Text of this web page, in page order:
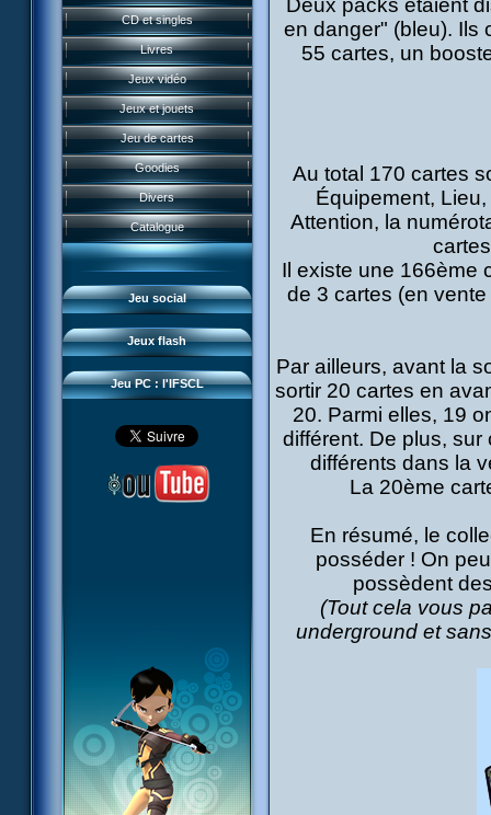
CD et singles
Livres
Jeux vidéo
Jeux et jouets
Jeu de cartes
Goodies
Divers
Catalogue
Jeu social
Présentation
Historique
Les personnages
Les pouvoirs
Guide du jeu
Missions
Monstres
Cartes & galerie
Communauté
3D Duo
Jeux flash
Perdus ds Lyoko
Form Anti-XANA
Frôlion Attack
Mort des frelions
Monster Swarm
Course 2
Aelita's Battle
Odd's Battle
Code Lyoko's Galaxy
Manta Bomber
Sector 2 Escape
Jeu PC : l'IFSCL
Présentation
News IFSCL
Le créateur
Médias
Questions fréquentes
Téléchargements
Réseau IFSCL
Deux packs étaient
en danger" (bleu). Ils
55 cartes, un
Au total 170 cartes
Équipement,
Attention, la
Il existe une 166ème
de 3 cartes (en
Par ailleurs, avant la
sortir 20 cartes en
20. Parmi elles, 19
différent. De plus,
différents dans la
La 20ème
En résumé, le
posséder ! On
possèdent
(Tout cela vous
underground et